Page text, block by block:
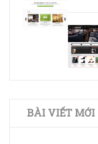
BÀI VIẾT MỚI